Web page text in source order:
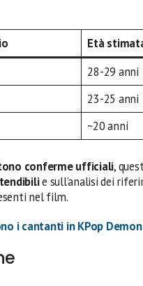
Età
28-29 anni
23-25 anni
~20 anni
conferme ufficiali,
e sull’analisi dei
nel film.
i cantanti in KPop